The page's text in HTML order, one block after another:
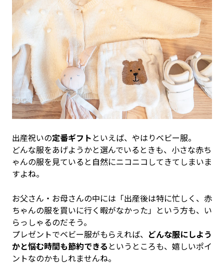
出産祝いの定番ギフト といえば、やはりベビー服。
どんな服をあげようかと選んでいるときも、小さな赤ち
ゃんの服を見ていると自然にニコニコしてきてしまいま
すよね。
お父さん・お母さんの中には「出産後は特に忙しく、赤
ちゃんの服を買いに行く暇がなかった」という方も、い
らっしゃるのだそう。
プレゼントでベビー服がもらえれば、 どんな服にしよう
かと悩む時間も節約できる というところも、嬉しいポイ
ントなのかもしれませんね。